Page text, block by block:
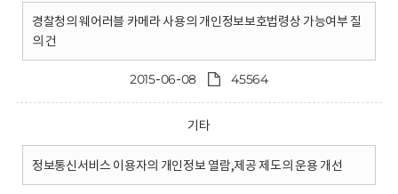
경찰청의 웨어러블 카메라 사용의 개인정보보호법령상 가능여부 질
의 건
2015-06-08 45564
기타
정보통신서비스 이용자의 개인정보 열람,제공 제도의 운용 개선